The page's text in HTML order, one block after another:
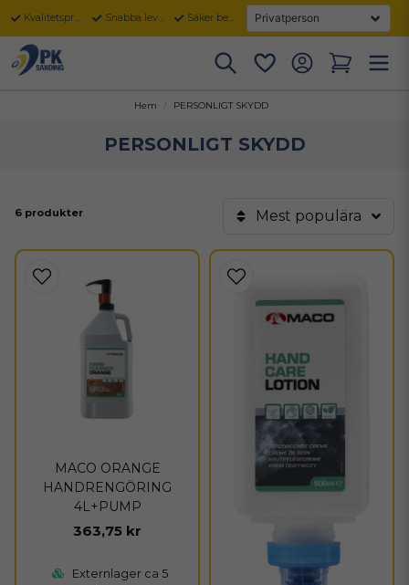
Kvalitetsprodukter Snabba leveranser Säker betalning
Hem PERSONLIGT SKYDD
PERSONLIGT SKYDD
6 produkter Mest populära
MACO ORANGE
HANDRENGÖRING
4L+PUMP
363,75 kr
Externlager ca 5